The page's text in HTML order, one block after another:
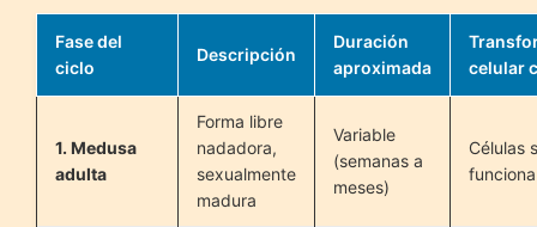
Fase del
ciclo
Descripción
Duración
aproximada
celular
1. Medusa
adulta
Forma libre
nadadora,
sexualmente
madura
Variable
(semanas a
meses)
Células